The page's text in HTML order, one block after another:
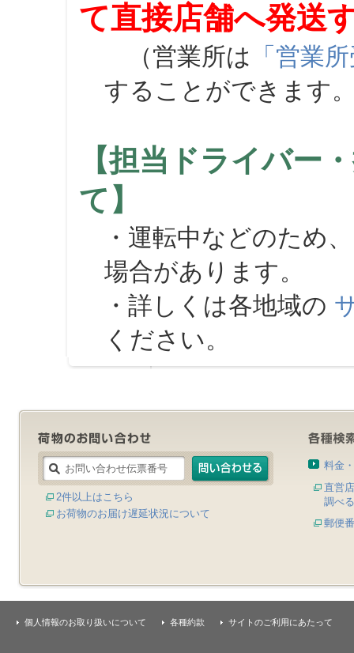
て直接店舗へ発送
（営業所は 「営業
することができます
【担当ドライバー
て】
・運転中などのため
場合があります。
・詳しくは各地域の
ください。
2件以上はこちら
お荷物のお届け遅延状況について
料金
直営
調べる
郵便
個人情報のお取り扱いについて 各種約款 サイトのご利用にあたって